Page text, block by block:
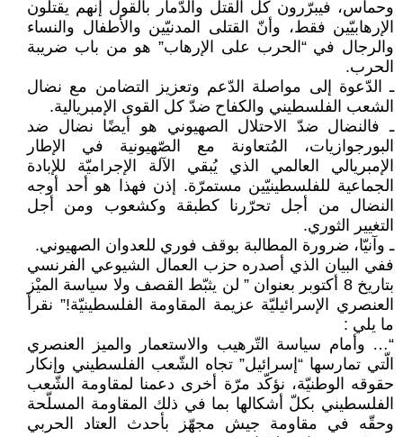
وحماس، فيبرّرون كل القتل والدّمار بالقول إنهم يقتلون
الإرهابيّين فقط، وأنّ القتلى المدنيّين والأطفال والنساء
والرجال في “الحرب على الإرهاب” هو من باب ضريبة
الحرب.
ـ الدّعوة إلى مواصلة الدّعم وتعزيز التضامن مع نضال
الشعب الفلسطيني والكفاح ضدّ كل القوى الإمبريالية.
ـ فالنضال ضدّ الاحتلال الصهيوني هو أيضًا نضال ضد
البورجوازيات، المُتعاونة مع الصّهيونية في الإطار
الإمبريالي العالمي الذي يُبقي الآلة الإجراميّة للإبادة
الجماعية للفلسطينيّين مستمرّة. إذن فهذا هو أحد أوجه
النضال من أجل تحرّرنا كطبقة وكشعوب ومن أجل
التغيير الثوري.
ـ وآنيّا، ضرورة المطالبة بوقف فوري للعدوان الصهيوني.
ففي البيان الذي أصدره حزب العمال الشيوعي الفرنسي
بتاريخ 8 أكتوبر بعنوان ” لن يثبّط القصف ولا سياسة الميْز
العنصري الإسرائيليّة عزيمة المقاومة الفلسطينيّة!” نقرأ
ما يلي :
“… وأمام سياسة التّرهيب والاستعمار والميز العنصري
الّتي تمارسها “إسرائيل” تجاه الشّعب الفلسطيني وإنكار
حقوقه الوطنيّة، نؤكّد مرّة أخرى دعمنا لمقاومة الشّعب
الفلسطيني بكلّ أشكالها بما في ذلك المقاومة المسلّحة
وحقّه في مقاومة جيش مجهّز بأحدث العتاد الحربي